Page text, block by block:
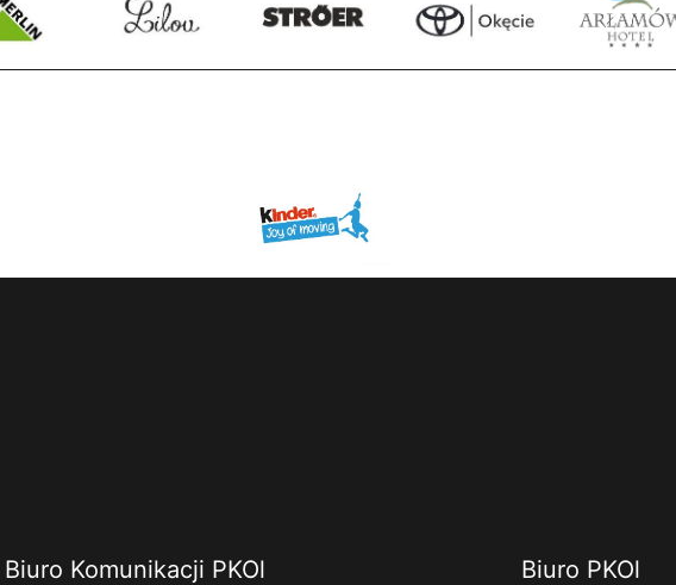
Biuro Komunikacji PKOl Biuro PKOl